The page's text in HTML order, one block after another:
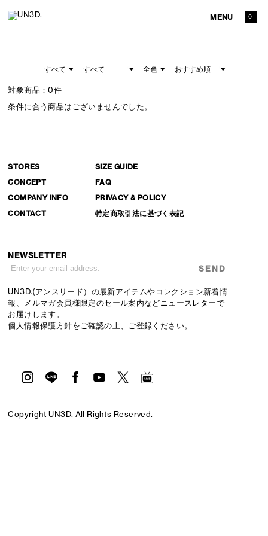
MENU 0
対象商品：0件
条件に合う商品はございませんでした。
STORES
CONCEPT
COMPANY INFO
CONTACT
SIZE GUIDE
FAQ
PRIVACY & POLICY
特定商取引法に基づく表記
NEWSLETTER
SEND
UN3D.(アンスリード）の最新アイテムやコレクション新着情
報、メルマガ会員様限定のセール案内などニュースレターで
お届けします。
個人情報保護方針をご確認の上、ご登録ください。
Copyright UN3D. All Rights Reserved.